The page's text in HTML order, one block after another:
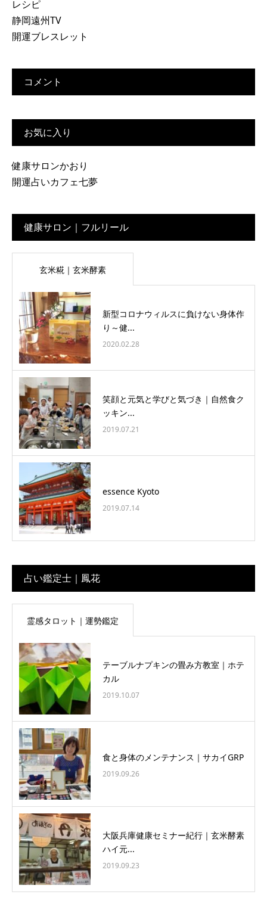
レシピ
静岡遠州TV
開運ブレスレット
コメント
お気に入り
健康サロンかおり
開運占いカフェ七夢
健康サロン｜フルリール
玄米糀｜玄米酵素
新型コロナウィルスに負けない身体作
り～健...
2020.02.28
笑顔と元気と学びと気づき｜自然食ク
ッキン...
2019.07.21
essence Kyoto
2019.07.14
占い鑑定士｜鳳花
霊感タロット｜運勢鑑定
テーブルナプキンの畳み方教室｜ホテ
カル
2019.10.07
食と身体のメンテナンス｜サカイGRP
2019.09.26
大阪兵庫健康セミナー紀行｜玄米酵素
ハイ元...
2019.09.23